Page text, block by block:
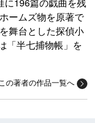
に196篇の戯曲を残
ームズ物を原著で
舞台とした探偵小
「半七捕物帳」を
の著者の作品一覧へ